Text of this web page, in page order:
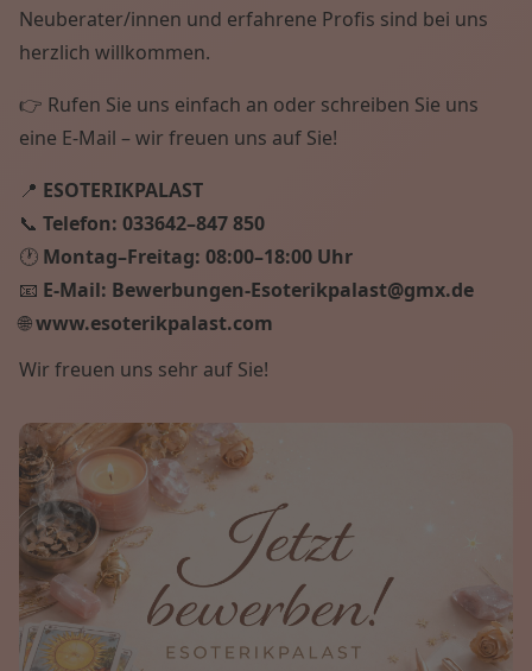
Neuberater/innen und erfahrene Profis sind bei uns
herzlich willkommen.
👉 Rufen Sie uns einfach an oder schreiben Sie uns
eine E-Mail – wir freuen uns auf Sie!
📍 ESOTERIKPALAST
📞 Telefon: 033642–847 850
🕐 Montag–Freitag: 08:00–18:00 Uhr
📧 E-Mail: Bewerbungen-Esoterikpalast@gmx.de
🌐www.esoterikpalast.com
Wir freuen uns sehr auf Sie!